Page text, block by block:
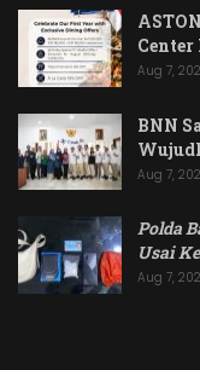
Aug 7,
BNN
Aug 7,
Polda
Usai
Aug 7,